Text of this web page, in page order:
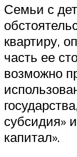
Семьи с
квартиру,
часть ее
возможно
субсидия»
капитал».